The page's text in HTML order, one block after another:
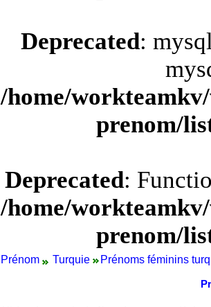
Deprecated:
/home/
prenom/
Deprecated:
/home/
prenom/
Prénom Turquie Prénoms féminins